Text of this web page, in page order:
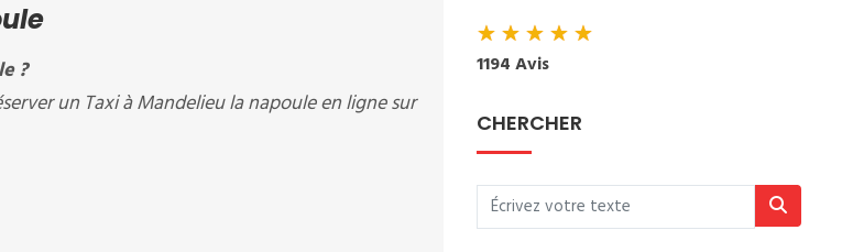
?
un Taxi à Mandelieu la napoule en ligne sur
★★★★★
1194 Avis
CHERCHER